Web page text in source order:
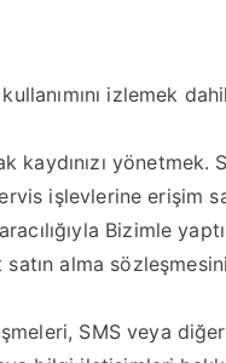
izlemek
kaydınızı yönetmek.
işlevlerine erişim
Bizimle
alma
SMS veya